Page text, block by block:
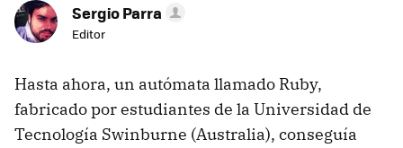
Sergio Parra
Editor
Hasta ahora, un autómata llamado Ruby,
fabricado por estudiantes de la Universidad de
Tecnología Swinburne (Australia), conseguía